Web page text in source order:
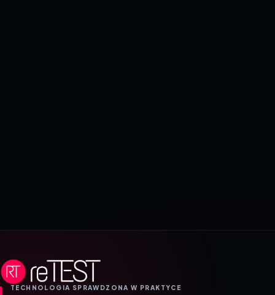
TECHNOLOGIA SPRAWDZONA W PRAKTYCE